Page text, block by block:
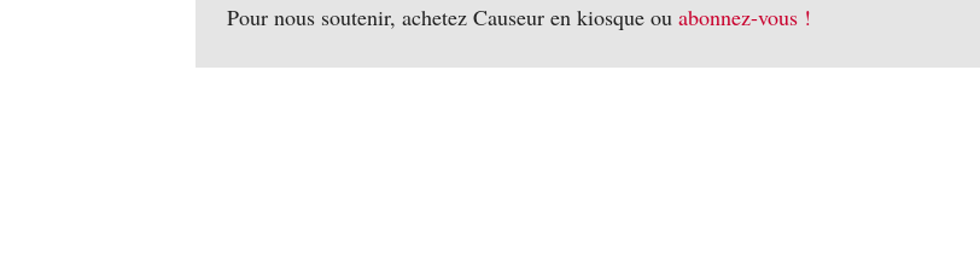
Pour nous soutenir, achetez Causeur en kiosque ou abonnez-vous !